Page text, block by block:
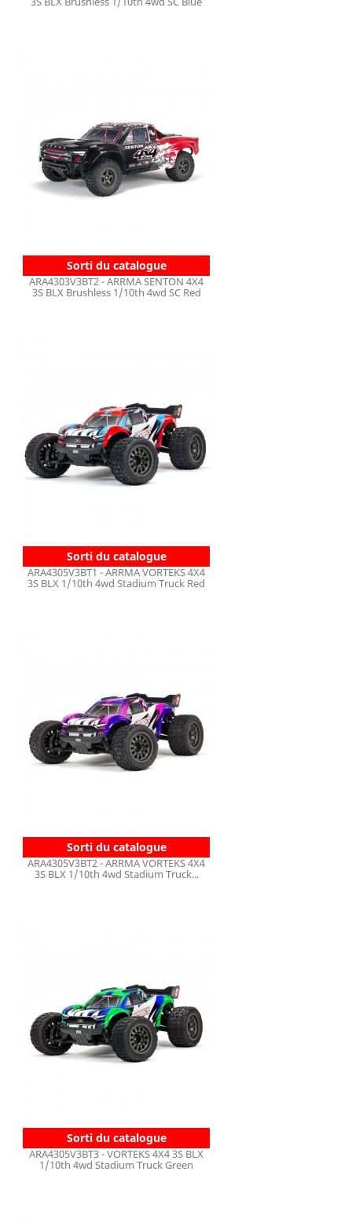
Sorti du catalogue
ARA4303V3BT2 - ARRMA SENTON 4X4
3S BLX Brushless 1/10th 4wd SC Red
Sorti du catalogue
ARA4305V3BT1 - ARRMA VORTEKS 4X4
3S BLX 1/10th 4wd Stadium Truck Red
Sorti du catalogue
ARA4305V3BT2 - ARRMA VORTEKS 4X4
3S BLX 1/10th 4wd Stadium Truck...
Sorti du catalogue
ARA4305V3BT3 - VORTEKS 4X4 3S BLX
1/10th 4wd Stadium Truck Green